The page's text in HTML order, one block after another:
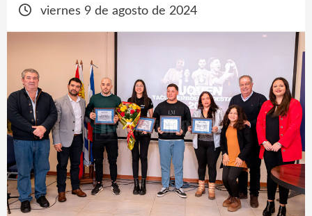
viernes 9 de agosto de 2024